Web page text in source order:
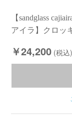
【sandglass
アイラ】クロッ
￥24,200 (税込)